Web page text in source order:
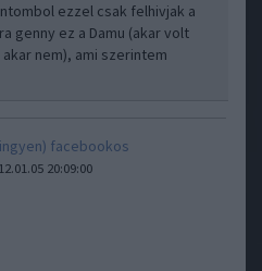
ezzel csak felhivjak a
genny ez a Damu (akar volt
nem), ami szerintem
facebookos
20:09:00